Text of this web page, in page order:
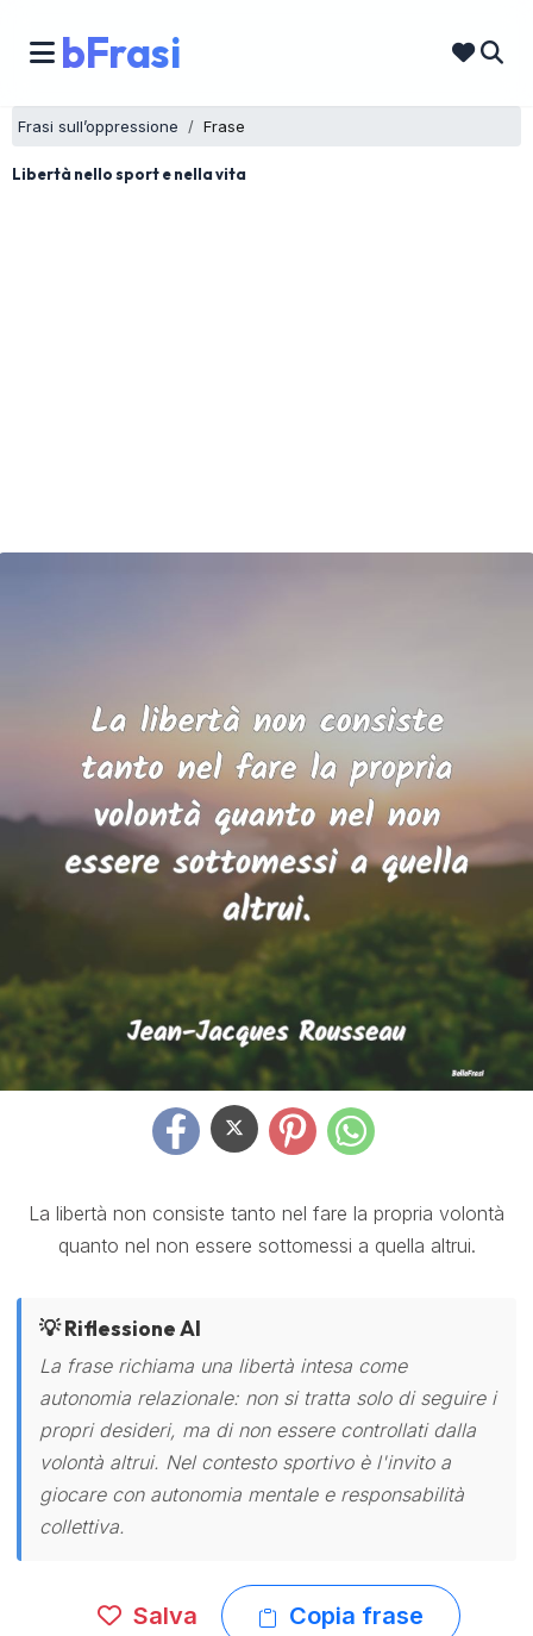
bFrasi
Frasi sull’oppressione Frase
Libertà nello sport e nella vita
La libertà non consiste tanto nel fare la propria volontà
quanto nel non essere sottomessi a quella altrui.
💡 Riflessione AI
La frase richiama una libertà intesa come
autonomia relazionale: non si tratta solo di seguire i
propri desideri, ma di non essere controllati dalla
volontà altrui. Nel contesto sportivo è l'invito a
giocare con autonomia mentale e responsabilità
collettiva.
Salva Copia frase